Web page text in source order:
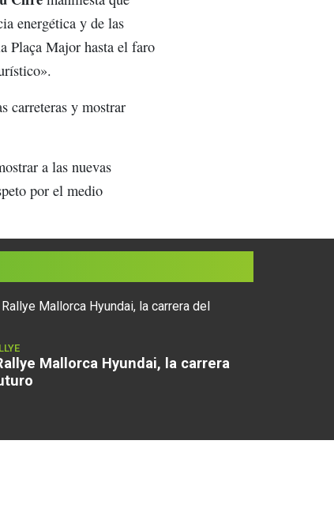
energética y de las
Plaça Major hasta el faro
carreteras y mostrar
a las nuevas
por el medio
Mallorca Hyundai, la carrera